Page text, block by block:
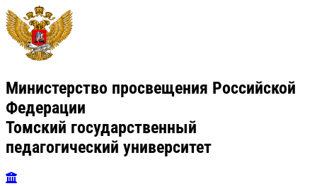
Министерство просвещения Российской
Федерации
Томский государственный
педагогический университет